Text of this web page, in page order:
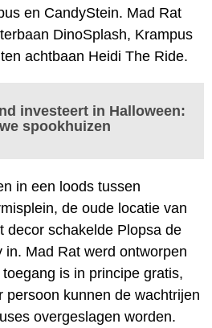
en CandyStein. Mad Rat
DinoSplash, Krampus
achtbaan Heidi The Ride.
investeert in Halloween:
spookhuizen
in een loods tussen
de oude locatie van
decor schakelde Plopsa de
in. Mad Rat werd ontworpen
is in principe gratis,
persoon kunnen de wachtrijen
overgeslagen worden.